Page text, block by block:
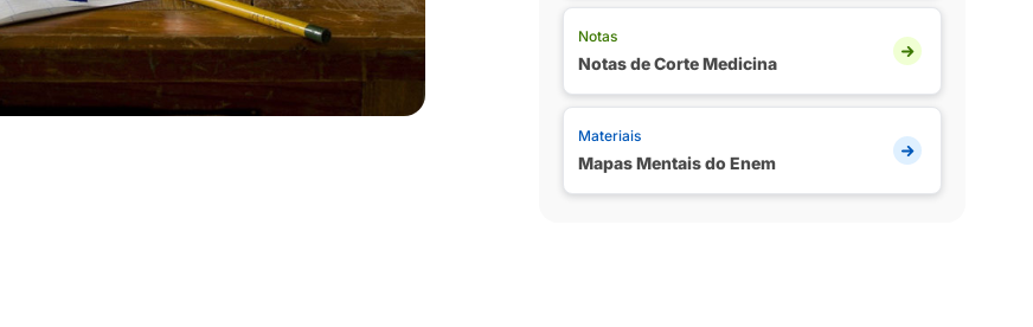
Notas
Notas de Corte Medicina
Materiais
Mapas Mentais do Enem